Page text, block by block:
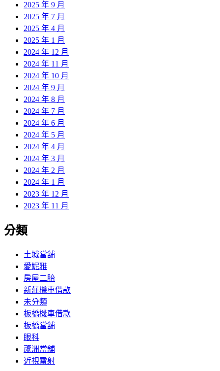
2025 年 9 月
2025 年 7 月
2025 年 4 月
2025 年 1 月
2024 年 12 月
2024 年 11 月
2024 年 10 月
2024 年 9 月
2024 年 8 月
2024 年 7 月
2024 年 6 月
2024 年 5 月
2024 年 4 月
2024 年 3 月
2024 年 2 月
2024 年 1 月
2023 年 12 月
2023 年 11 月
分類
土城當舖
愛妮雅
房屋二胎
新莊機車借款
未分類
板橋機車借款
板橋當舖
眼科
蘆洲當舖
近視雷射